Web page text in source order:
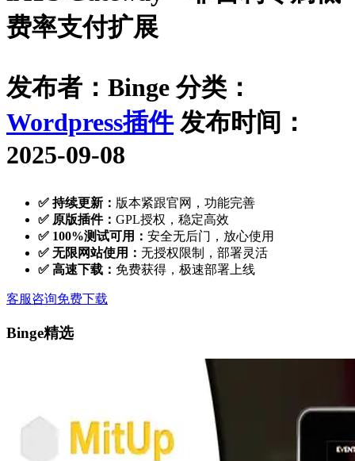
费率支付扩展
发布者：Binge 分类：
Wordpress插件 发布时间：
2025-09-08
✅ 持续更新： 版本紧跟官网，功能完善
✅ 原版插件： GPL授权，稳定高效
✅ 100%测试可用： 安全无后门，放心使用
✅ 无限网站使用： 无授权限制，部署灵活
✅ 高速下载： 免费获得，极速部署上线
客服咨询免费下载
Binge精选